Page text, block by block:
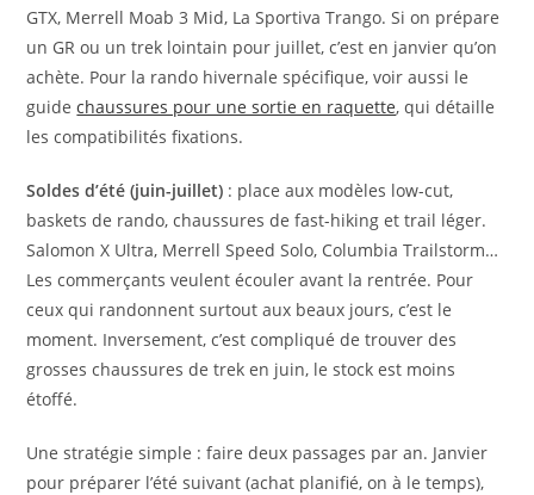
GTX, Merrell Moab 3 Mid, La Sportiva Trango. Si on prépare
un GR ou un trek lointain pour juillet, c’est en janvier qu’on
achète. Pour la rando hivernale spécifique, voir aussi le
guidechaussures pour une sortie en raquette, qui détaille
les compatibilités fixations.
Soldes d’été (juin-juillet) : place aux modèles low-cut,
baskets de rando, chaussures de fast-hiking et trail léger.
Salomon X Ultra, Merrell Speed Solo, Columbia Trailstorm…
Les commerçants veulent écouler avant la rentrée. Pour
ceux qui randonnent surtout aux beaux jours, c’est le
moment. Inversement, c’est compliqué de trouver des
grosses chaussures de trek en juin, le stock est moins
étoffé.
Une stratégie simple : faire deux passages par an. Janvier
pour préparer l’été suivant (achat planifié, on à le temps),